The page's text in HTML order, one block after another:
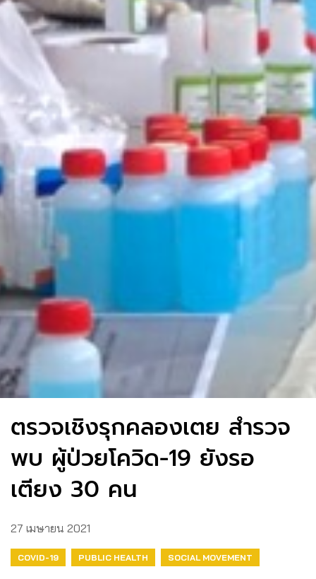
ตรวจเชิงรุกคลองเตย สำรวจ
พบ ผู้ป่วยโควิด-19 ยังรอ
เตียง 30 คน
27 เมษายน 2021
COVID-19 PUBLIC HEALTH SOCIAL MOVEMENT